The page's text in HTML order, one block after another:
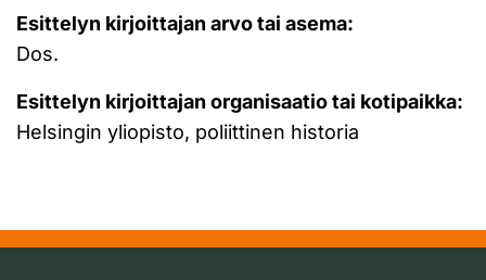
Esittelyn kirjoittajan arvo tai asema:
Dos.
Esittelyn kirjoittajan organisaatio tai kotipaikka:
Helsingin yliopisto, poliittinen historia